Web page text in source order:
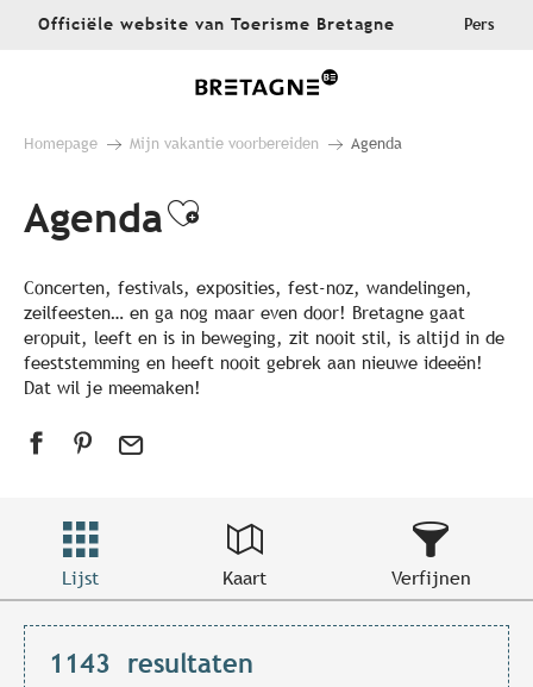
AllerOfficiële website van Toerisme Bretagne Pers
Homepage Mijn vakantie voorbereiden Agenda
AgendaAjouter aux favoris
Concerten, festivals, exposities, fest-noz, wandelingen,
zeilfeesten… en ga nog maar even door! Bretagne gaat
eropuit, leeft en is in beweging, zit nooit stil, is altijd in de
feeststemming en heeft nooit gebrek aan nieuwe ideeën!
Dat wil je meemaken!
Lijst Kaart Verfijnen
1143 resultaten